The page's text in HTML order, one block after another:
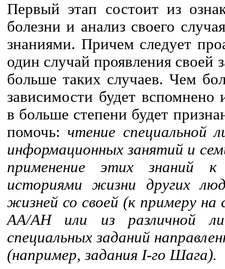
Первый этап состоит из
болезни и анализ своего
знаниями. Причем следует
один случай проявления своей
больше таких случаев. Чем
зависимости будет вспомнено
в больше степени будет
помочь: чтение специальной
информационных занятий и
применение этих знаний к
историями жизни других
жизней со своей (к примеру на
АА/АН или из различной
специальных заданий
(например, задания I-го Шага).